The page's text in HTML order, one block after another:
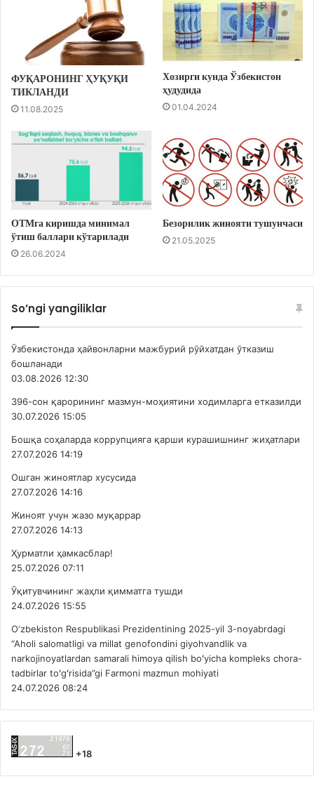
ФУҚАРОНИНГ ҲУҚУҚИ
ТИКЛАНДИ
11.08.2025
Хозирги кунда Ўзбекистон
ҳудудида
01.04.2024
ОТМга киришда минимал
ўтиш баллари кўтарилади
26.06.2024
Безорилик жинояти тушунчаси
21.05.2025
So’ngi yangiliklar
Ўзбекистонда ҳайвонларни мажбурий рўйхатдан ўтказиш
бошланади
03.08.2026 12:30
396-сон қарорининг мазмун-моҳиятини ходимларга етказилди
30.07.2026 15:05
Бошқа соҳаларда коррупцияга қарши курашишнинг жиҳатлари
27.07.2026 14:19
Ошган жиноятлар хусусида
27.07.2026 14:16
Жиноят учун жазо муқаррар
27.07.2026 14:13
Ҳурматли ҳамкасблар!
25.07.2026 07:11
Ўқитувчининг жаҳли қимматга тушди
24.07.2026 15:55
O‘zbekiston Respublikasi Prezidentining 2025-yil 3-noyabrdagi
“Aholi salomatligi va millat genofondini giyohvandlik va
narkojinoyatlardan samarali himoya qilish boʻyicha kompleks chora-
tadbirlar toʻgʻrisida”gi Farmoni mazmun mohiyati
24.07.2026 08:24
+18